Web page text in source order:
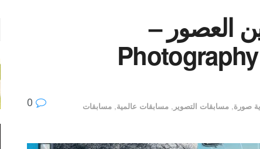
العصور –
صورة, مسابقات التصوير , مسابقات عالمية, مسابقات